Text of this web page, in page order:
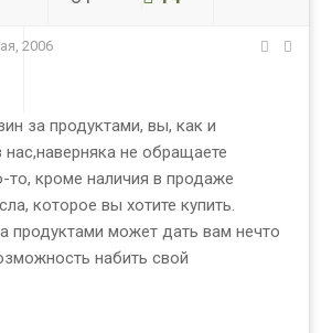
2006
за продуктами, вы, как и
не обращаете
то, кроме наличия в продаже
которое вы хотите купить.
продуктами может дать вам нечто
набить свой